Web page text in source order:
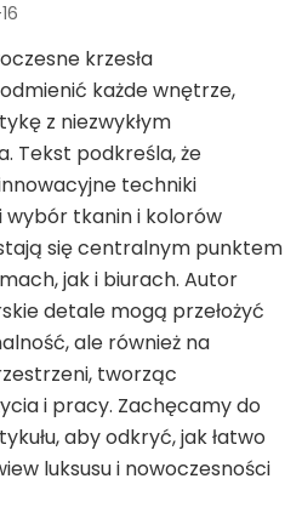
krzesła
każde wnętrze,
z niezwykłym
Tekst podkreśla, że
techniki
tkanin i kolorów
się centralnym punktem
jak i biurach. Autor
detale mogą przełożyć
ale również na
tworząc
i pracy. Zachęcamy do
aby odkryć, jak łatwo
luksusu i nowoczesności